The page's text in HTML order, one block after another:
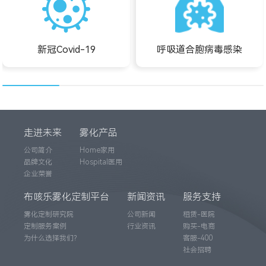
新冠Covid-19 呼吸道合胞病毒感染
走进未来
公司简介
品牌文化
企业荣誉
雾化产品
Home家用
Hospital医用
布咳乐雾化定制平台
雾化定制研究院
定制服务案例
为什么选择我们？
新闻资讯
公司新闻
行业资讯
服务支持
租赁-医院
购买-电商
客服-400
社会招聘